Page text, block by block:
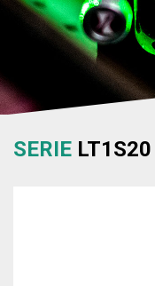
SERIE LT1S20